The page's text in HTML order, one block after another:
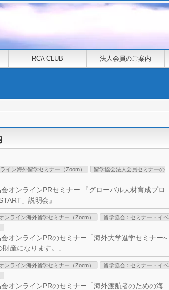
RCA CLUB 法人会員のご案内
イン海外留学セミナー（Zoom）
留学協会法人会員セミナーの
オンラインPRセミナー 『グローバル人材育成プロ
」説明会』
ンライン海外留学セミナー（Zoom）
留学協会：セミナー・イベ
オンラインPRのセミナー「海外大学進学セミナー~
産になります。」
ンライン海外留学セミナー（Zoom）
留学協会：セミナー・イベ
オンラインPRのセミナー「海外渡航者のための海